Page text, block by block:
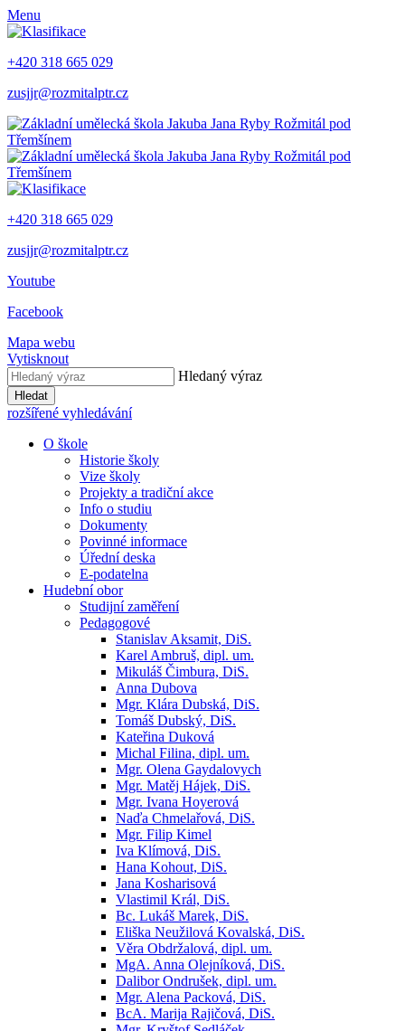
Menu
+420 318 665 029
zusjjr@rozmitalptr.cz
+420 318 665 029
zusjjr@rozmitalptr.cz
Youtube
Facebook
Mapa webu
Vytisknout
Hledaný výraz
Hledat
rozšířené vyhledávání
O škole
Historie školy
Vize školy
Projekty a tradiční akce
Info o studiu
Dokumenty
Povinné informace
Úřední deska
E-podatelna
Hudební obor
Studijní zaměření
Pedagogové
Stanislav Aksamit, DiS.
Karel Ambruš, dipl. um.
Mikuláš Čimbura, DiS.
Anna Dubova
Mgr. Klára Dubská, DiS.
Tomáš Dubský, DiS.
Kateřina Duková
Michal Filina, dipl. um.
Mgr. Olena Gaydalovych
Mgr. Matěj Hájek, DiS.
Mgr. Ivana Hoyerová
Naďa Chmelařová, DiS.
Mgr. Filip Kimel
Iva Klímová, DiS.
Hana Kohout, DiS.
Jana Kosharisová
Vlastimil Král, DiS.
Bc. Lukáš Marek, DiS.
Eliška Neužilová Kovalská, DiS.
Věra Obdržalová, dipl. um.
MgA. Anna Olejníková, DiS.
Dalibor Ondrušek, dipl. um.
Mgr. Alena Packová, DiS.
BcA. Marija Rajičová, DiS.